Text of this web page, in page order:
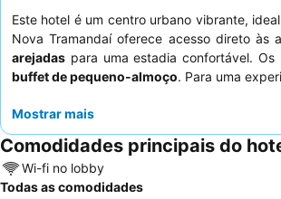
Este hotel é um centro urbano vibrante,
Nova Tramandaí oferece acesso direto
arejadas para uma estadia confortável.
buffet de pequeno-almoço. Para uma
Mostrar mais
Comodidades principais do
Wi-fi no lobby
Todas as comodidades